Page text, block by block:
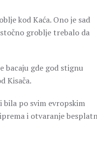
kod Kaća. Ono je sad
groblje trebalo da
bacaju gde god stignu
Kisača.
bila po svim evropskim
i otvaranje